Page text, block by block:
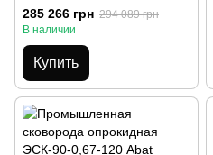
GASTRO 80л.
285 266 грн 294 089 грн
В наличии
Купить